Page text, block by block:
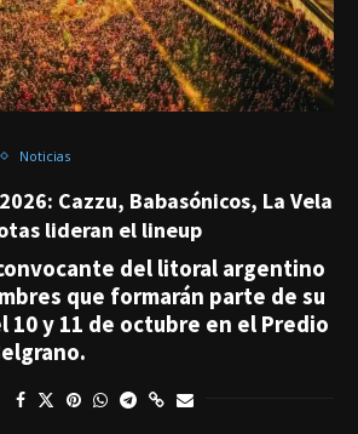
Noticias
Cazzu, Babasónicos, La Vela
lideran el lineup
del litoral argentino
que formarán parte de su
10 y 11 de octubre en el Predio